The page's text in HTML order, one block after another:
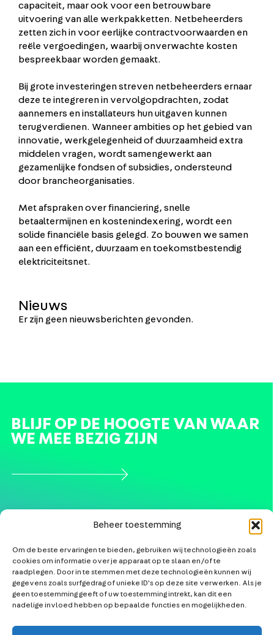
Beheer toestemming
Om de beste ervaringen te bieden, gebruiken wij technologieën zoals
cookies om informatie over je apparaat op te slaan en/of te
raadplegen. Door in te stemmen met deze technologieën kunnen wij
gegevens zoals surfgedrag of unieke ID's op deze site verwerken. Als je
geen toestemming geeft of uw toestemming intrekt, kan dit een
nadelige invloed hebben op bepaalde functies en mogelijkheden.
capaciteit, maar ook voor een betrouwbare
uitvoering van alle werkpakketten. Netbeheerders
zetten zich in voor eerlijke contractvoorwaarden en
reële vergoedingen, waarbij onverwachte kosten
bespreekbaar worden gemaakt.
Bij grote investeringen streven netbeheerders ernaar
deze te integreren in vervolgopdrachten, zodat
aannemers en installateurs hun uitgaven kunnen
terugverdienen. Wanneer ambities op het gebied van
innovatie, werkgelegenheid of duurzaamheid extra
middelen vragen, wordt samengewerkt aan
gezamenlijke fondsen of subsidies, ondersteund
door brancheorganisaties.
Met afspraken over financiering, snelle
betaaltermijnen en kostenindexering, wordt een
solide financiële basis gelegd. Zo bouwen we samen
aan een efficiënt, duurzaam en toekomstbestendig
elektriciteitsnet.
Nieuws
Er zijn geen nieuwsberichten gevonden.
NIEUWS
AGENDA
LAAGSPANNING
KLANTAANSLUITINGEN
RANDVOORWAARDEN
PARTNERS
OVER
BLIJF OP DE HOOGTE VAN WAAR
WE MEE BEZIG ZIJN